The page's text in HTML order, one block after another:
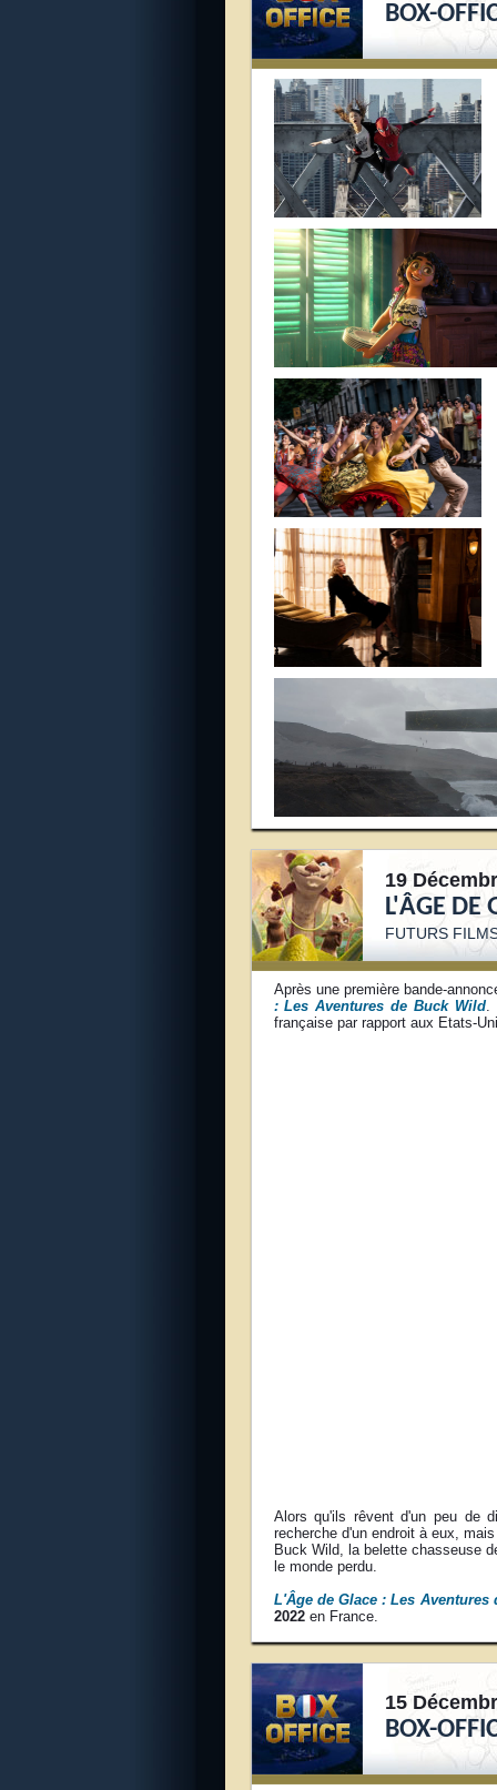
BOX-
19
L'ÂGE DE
FUTURS
Après une première bande-
: Les Aventures de Buck Wild.
française par rapport aux Etats-
Alors qu'ils rêvent d'un peu de
recherche d'un endroit à eux,
Buck Wild, la belette chasseuse
le monde perdu.
L'Âge de Glace : Les Aventures
2022en France.
15
BOX-